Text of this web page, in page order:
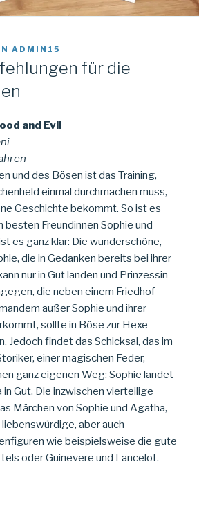
ADMIN15
für die
and Evil
und des Bösen ist das Training,
einmal durchmachen muss,
Geschichte bekommt. So ist es
besten Freundinnen Sophie und
es ganz klar: Die wunderschöne,
die in Gedanken bereits bei ihrer
nur in Gut landen und Prinzessin
die neben einem Friedhof
außer Sophie und ihrer
sollte in Böse zur Hexe
Jedoch findet das Schicksal, das im
einer magischen Feder,
ganz eigenen Weg: Sophie landet
Gut. Die inzwischen vierteilige
Märchen von Sophie und Agatha,
aber auch
wie beispielsweise die gute
oder Guinevere und Lancelot.